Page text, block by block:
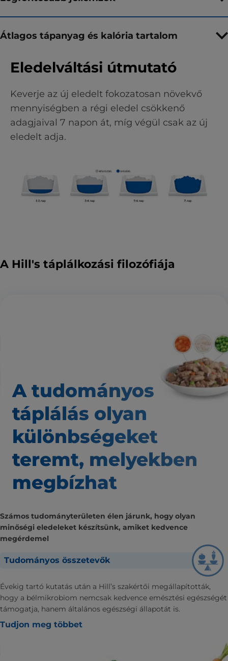
Átlagos tápanyag és kalória tartalom
Eledelváltási útmutató
Keverje az új eledelt fokozatosan növekvő
mennyiségben a régi eledel csökkenő
adagjaival 7 napon át, míg végül csak az új
eledelt adja.
A Hill's táplálkozási filozófiája
A tudományos
táplálás olyan
különbségeket
teremt, melyekben
megbízhat
Számos tudományterületen élen járunk, hogy olyan
minőségi eledeleket készítsünk, amiket kedvence
megérdemel
Tudományos összetevők
Évekig tartó kutatás után a Hill’s szakértői megállapították,
hogy a bélmikrobiom nemcsak kedvence emésztési egészségét
támogatja, hanem általános egészségi állapotát is.
Tudjon meg többet